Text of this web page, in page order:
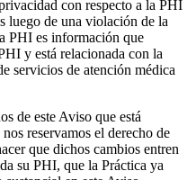
con respecto a la PHI
luego de una violación de la
PHI es información que
y está relacionada con la
servicios de atención médica
de este Aviso que está
reservamos el derecho de
que dichos cambios entren
su PHI, que la Práctica ya